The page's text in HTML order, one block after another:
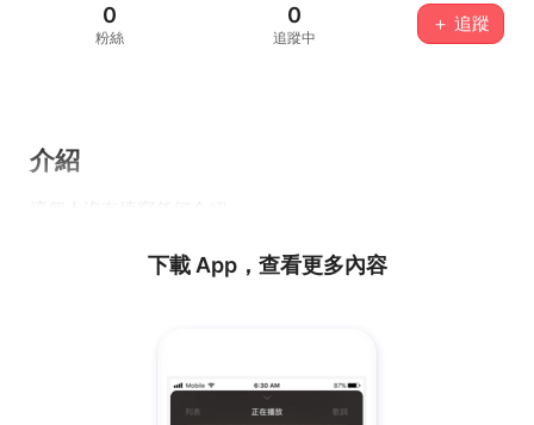
0
粉絲
0
追蹤中
＋ 追蹤
介紹
下載 App，查看更多內容